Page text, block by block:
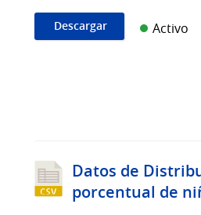
Descargar Activo
Datos de
porcentual de